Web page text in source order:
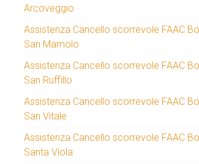
Arcoveggio
Assistenza Cancello scorrevole FAAC
San Mamolo
Assistenza Cancello scorrevole FAAC
San Ruffillo
Assistenza Cancello scorrevole FAAC
San Vitale
Assistenza Cancello scorrevole FAAC
Santa Viola